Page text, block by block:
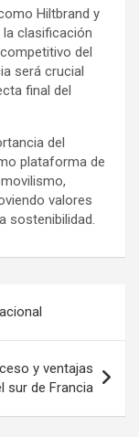
Hiltbrand y
clasificación
del
será crucial
final del
del
plataforma de
valores
sostenibilidad.
y ventajas
sur de Francia